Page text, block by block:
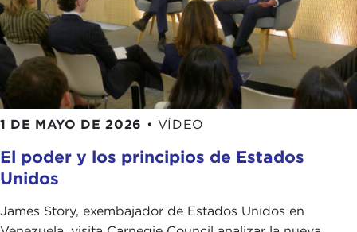
1 DE MAYO DE 2026 • VÍDEO
El poder y los principios de Estados
Unidos
James Story, exembajador de Estados Unidos en